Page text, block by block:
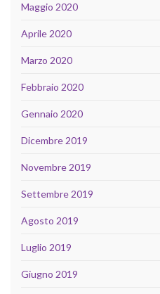
Maggio 2020
Aprile 2020
Marzo 2020
Febbraio 2020
Gennaio 2020
Dicembre 2019
Novembre 2019
Settembre 2019
Agosto 2019
Luglio 2019
Giugno 2019